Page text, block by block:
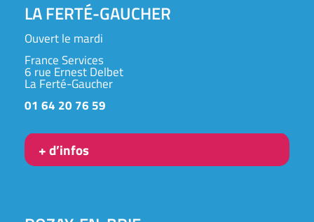
LA FERTÉ-GAUCHER
Ouvert le mardi
France Services
6 rue Ernest Delbet
La Ferté-Gaucher
01 64 20 76 59
+ d’infos